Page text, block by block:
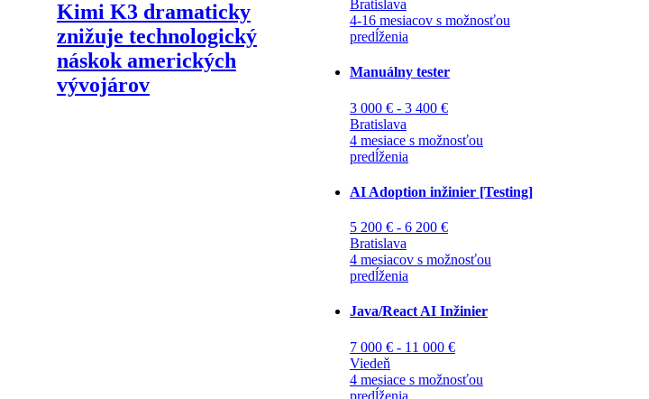
Kimi K3 dramaticky
znižuje technologický
náskok amerických
vývojárov
Bratislava
4-16 mesiacov s možnosťou
predĺženia
Manuálny tester
3 000 € - 3 400 €
Bratislava
4 mesiace s možnosťou
predĺženia
AI Adoption inžinier [Testing]
5 200 € - 6 200 €
Bratislava
4 mesiacov s možnosťou
predĺženia
Java/React AI Inžinier
7 000 € - 11 000 €
Viedeň
4 mesiace s možnosťou
predĺženia